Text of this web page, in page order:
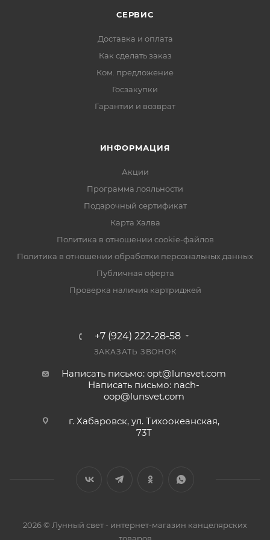
СЕРВИС
Доставка и оплата
Как сделать заказ
Ком. предложение
Госзакупки
Гарантии и возврат
ИНФОРМАЦИЯ
Акции
Программа лояльности
Подарочный сертификат
Карта Халва
Политика в отношении cookie-файлов
Политика в отношении обработки персональных данных
Публичная оферта
Проверка наличия картриджей
+7 (924) 222-28-58
ЗАКАЗАТЬ ЗВОНОК
Написать письмо: opt@lunsvet.com
Написать письмо: nach-
oop@lunsvet.com
г. Хабаровск, ул. Тихоокеанская,
73Т
2026 © Лунный свет - интернет-магазин канцелярских